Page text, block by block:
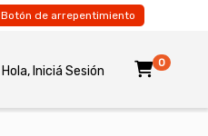
Botón de arrepentimiento
Hola, Iniciá Sesión
0